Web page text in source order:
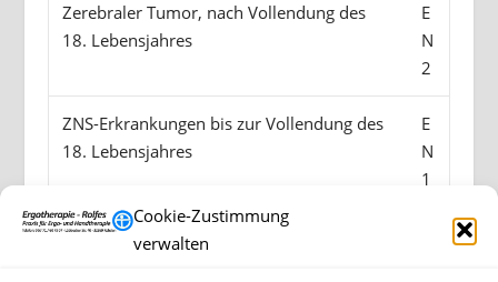
Cookie-Zustimmung
verwalten
Zerebraler Tumor, nach Vollendung des
18. Lebensjahres
E
N
2
ZNS-Erkrankungen bis zur Vollendung des
18. Lebensjahres
E
N
1
ZNS-Erkrankungen nach Vollendung des